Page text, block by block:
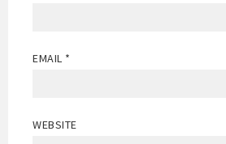
EMAIL *
WEBSITE